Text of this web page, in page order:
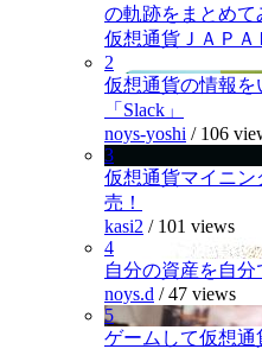
の軌跡をまとめて
仮想通貨ＪＡＰＡ
2
仮想通貨の情報を
「Slack」
noys-yoshi / 106
3
仮想通貨マイニン
売！
kasi2 / 101 views
4
自分の資産を自分
noys.d /47 views
5
ゲームして仮想